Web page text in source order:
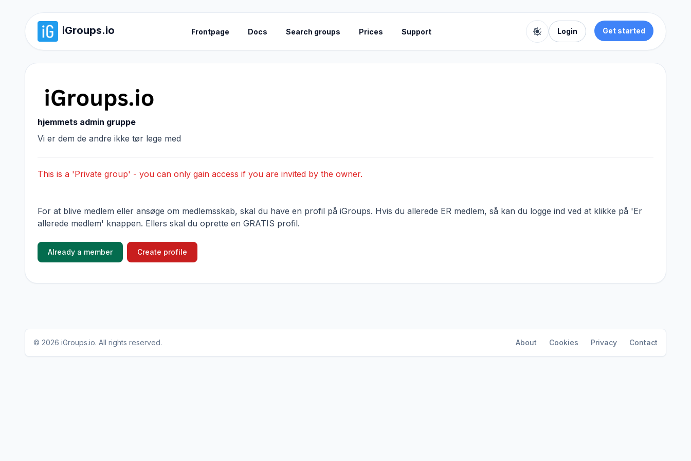
iGroups.io Frontpage Docs Search groups Prices Support Toggle color theme
Login Get started
hjemmets admin gruppe
Vi er dem de andre ikke tør lege med
This is a 'Private group' - you can only gain access if you are invited by the owner.
For at blive medlem eller ansøge om medlemsskab, skal du have en profil på iGroups. Hvis du allerede ER medlem, så kan du logge ind ved at klikke på 'Er
allerede medlem' knappen. Ellers skal du oprette en GRATIS profil.
Already a member Create profile
© 2026 iGroups.io. All rights reserved. About Cookies Privacy Contact